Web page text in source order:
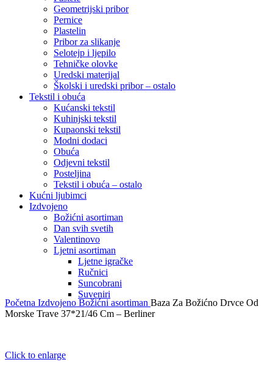
Geometrijski pribor
Pernice
Plastelin
Pribor za slikanje
Selotejp i ljepilo
Tehničke olovke
Uredski materijal
Školski i uredski pribor – ostalo
Tekstil i obuća
Kućanski tekstil
Kuhinjski tekstil
Kupaonski tekstil
Modni dodaci
Obuća
Odjevni tekstil
Posteljina
Tekstil i obuća – ostalo
Kućni ljubimci
Izdvojeno
Božićni asortiman
Dan svih svetih
Valentinovo
Ljetni asortiman
Ljetne igračke
Ručnici
Suncobrani
Suveniri
Početna Izdvojeno Božićni asortiman Baza Za Božićno Drvce Od
Morske Trave 37*21/46 Cm – Berliner
Click to enlarge